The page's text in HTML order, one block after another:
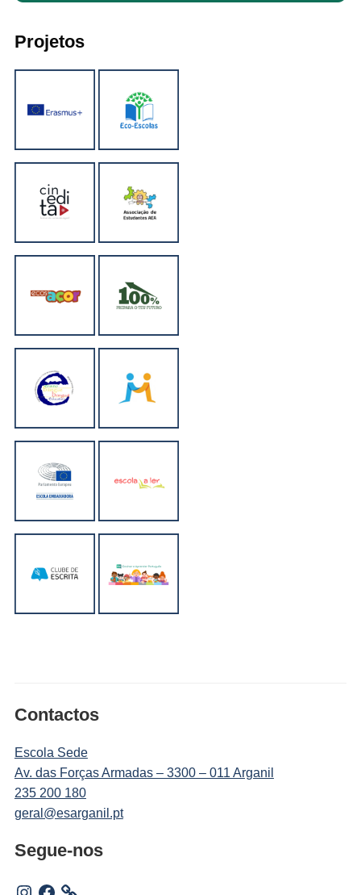
Projetos
Contactos
Escola Sede
Av. das Forças Armadas – 3300 – 011 Arganil
235 200 180
geral@esarganil.pt
Segue-nos
Instagram
Facebook